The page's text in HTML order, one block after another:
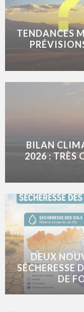
TENDANCES
BILAN
2026 : TRÈS
DEUX
SÉCHERESSE
DE